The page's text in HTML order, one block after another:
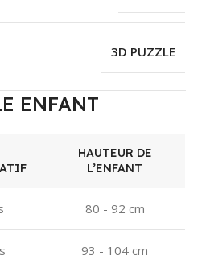
3D PUZZLE
ENFANT
HAUTEUR DE
L’ENFANT
80 - 92 cm
93 - 104 cm